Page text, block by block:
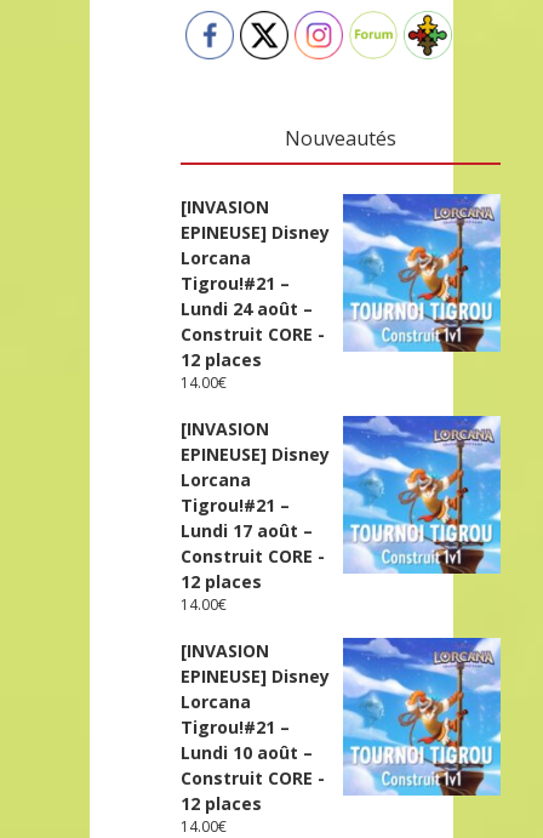
Nouveautés
[INVASION
EPINEUSE] Disney
Lorcana
Tigrou!#21 –
Lundi 24 août –
Construit CORE -
12 places
14.00€
[INVASION
EPINEUSE] Disney
Lorcana
Tigrou!#21 –
Lundi 17 août –
Construit CORE -
12 places
14.00€
[INVASION
EPINEUSE] Disney
Lorcana
Tigrou!#21 –
Lundi 10 août –
Construit CORE -
12 places
14.00€